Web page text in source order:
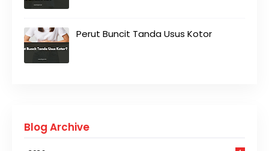
Perut Buncit Tanda Usus Kotor
Blog Archive